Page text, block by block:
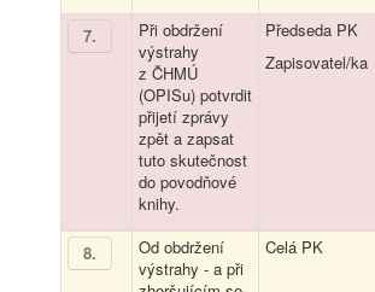
7.
Při obdržení
výstrahy
z ČHMÚ
(OPISu) potvrdit
přijetí zprávy
zpět a zapsat
tuto skutečnost
do povodňové
knihy.
Předseda PK
Zapisovatel/ka
8.
Od obdržení
výstrahy - a při
Celá PK